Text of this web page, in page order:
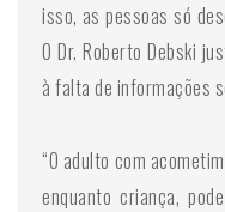
isso, as pessoas só
O Dr. Roberto Debski
à falta de informações
“O adulto com
enquanto criança,